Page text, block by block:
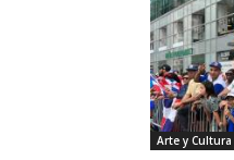
Arte y Cultura